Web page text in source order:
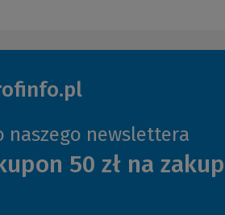
naszego newslettera
50 zł na